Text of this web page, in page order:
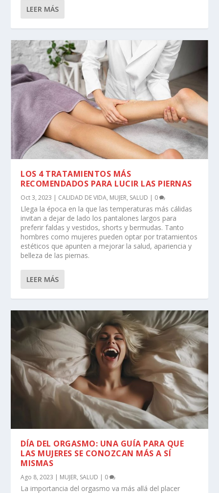
LEER MÁS
LOS 4 TRATAMIENTOS MÁS
RECOMENDADOS PARA LUCIR LAS PIERNAS
Oct 3, 2023 | CALIDAD DE VIDA, MUJER, SALUD | 0
Llega la época en la que las temperaturas más cálidas
invitan a dejar de lado los pantalones largos para
preferir faldas y vestidos, shorts y bermudas. Tanto
hombres como mujeres pueden optar por tratamientos
estéticos que apunten a mejorar la salud, apariencia y
belleza de las piernas.
LEER MÁS
DÍA DEL ORGASMO: UNA GUÍA PARA QUE
LAS MUJERES SE CONOZCAN MÁS A SÍ
MISMAS
Ago 8, 2023 | MUJER, SALUD | 0
La importancia del orgasmo va más allá del placer